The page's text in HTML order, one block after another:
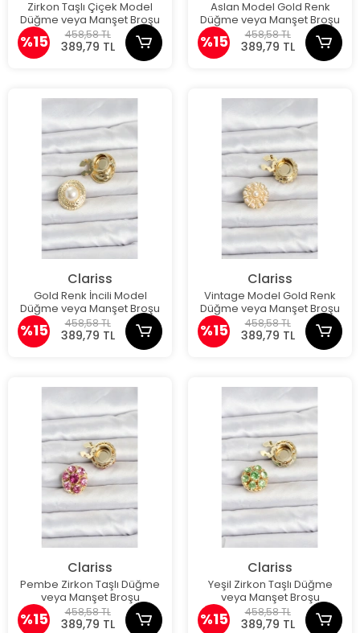
Zirkon Taşlı Çiçek Model
Düğme veya Manşet Broşu
%15 458,58 TL
389,79 TL
Aslan Model Gold Renk
Düğme veya Manşet Broşu
%15 458,58 TL
389,79 TL
Clariss
Gold Renk İncili Model
Düğme veya Manşet Broşu
%15 458,58 TL
389,79 TL
Clariss
Vintage Model Gold Renk
Düğme veya Manşet Broşu
%15 458,58 TL
389,79 TL
Clariss
Pembe Zirkon Taşlı Düğme
veya Manşet Broşu
%15 458,58 TL
389,79 TL
Clariss
Yeşil Zirkon Taşlı Düğme
veya Manşet Broşu
%15 458,58 TL
389,79 TL